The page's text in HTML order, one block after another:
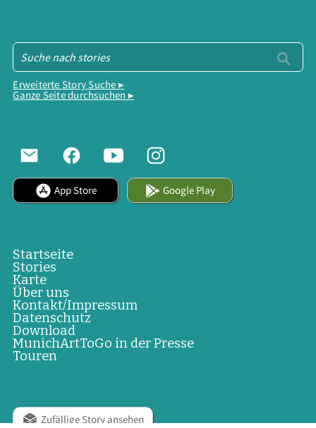
Erweiterte Story Suche ▸
Ganze Seite durchsuchen ▸
App Store Google Play
Startseite
Stories
Karte
Über uns
Kontakt/Impressum
Datenschutz
Download
MunichArtToGo in der Presse
Touren
Zufällige Story ansehen